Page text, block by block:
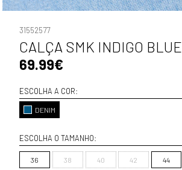
31552577
CALÇA SMK INDIGO BLUE
69.99€
ESCOLHA A COR:
DENIM
ESCOLHA O TAMANHO:
36 38 40 42 44